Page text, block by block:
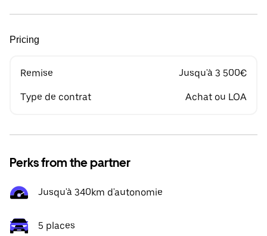
Pricing
Remise Jusqu'à 3 500€
Type de contrat Achat ou LOA
Perks from the partner
Jusqu'à 340km d'autonomie
5 places